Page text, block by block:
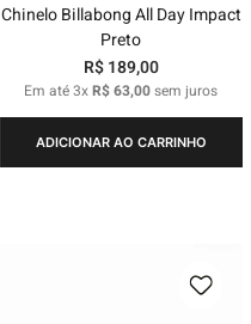
Chinelo Billabong All Day Impact
Preto
R$ 189,00
Em até3xR$63,00sem juros
ADICIONAR AO CARRINHO